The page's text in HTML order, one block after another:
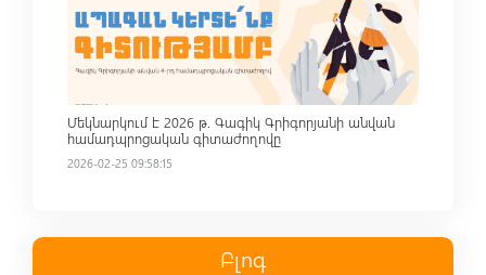
Մեկնարկում է 2026 թ. Գագիկ Գրիգորյանի անվան
համադպրոցական գիտաժողովը
2026-02-25 09:58:15
Բլոգ